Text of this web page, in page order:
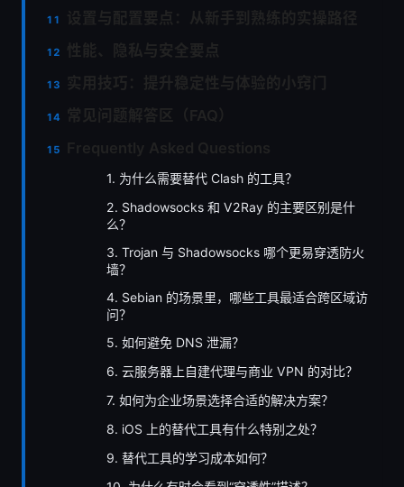
1. 为什么需要替代 Clash 的工具？
2. Shadowsocks 和 V2Ray 的主要区别是什
么？
3. Trojan 与 Shadowsocks 哪个更易穿透防火
墙？
4. Sebian 的场景里，哪些工具最适合跨区域访
问？
5. 如何避免 DNS 泄漏？
6. 云服务器上自建代理与商业 VPN 的对比？
7. 如何为企业场景选择合适的解决方案？
8. iOS 上的替代工具有什么特别之处？
9. 替代工具的学习成本如何？